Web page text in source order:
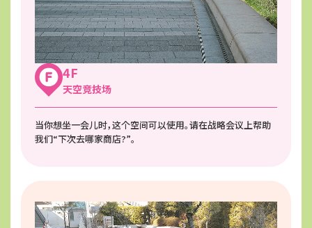
4F
天空竞技场
当你想坐一会儿时，这个空间可以使用。请在战略会议上帮助
我们“下次去哪家商店?”。